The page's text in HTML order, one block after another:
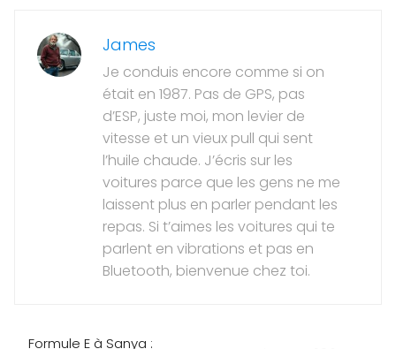
James
Je conduis encore comme si on
était en 1987. Pas de GPS, pas
d’ESP, juste moi, mon levier de
vitesse et un vieux pull qui sent
l’huile chaude. J’écris sur les
voitures parce que les gens ne me
laissent plus en parler pendant les
repas. Si t’aimes les voitures qui te
parlent en vibrations et pas en
Bluetooth, bienvenue chez toi.
Formule E à Sanya :